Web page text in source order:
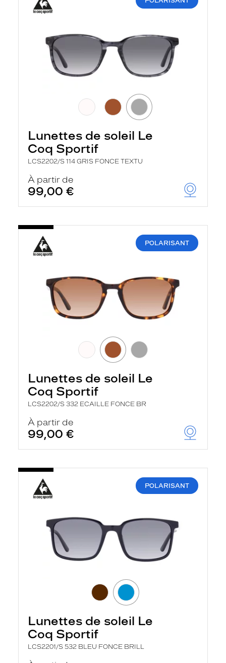
Lunettes de soleil Le
Coq Sportif
LCS2202/S 114 GRIS FONCE TEXTU
À partir de
99,00 €
POLARISANT
Lunettes de soleil Le
Coq Sportif
LCS2202/S 332 ECAILLE FONCE BR
À partir de
99,00 €
POLARISANT
Lunettes de soleil Le
Coq Sportif
LCS2201/S 532 BLEU FONCE BRILL